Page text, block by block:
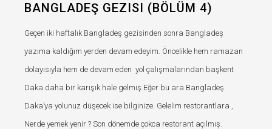
BANGLADEŞ GEZISI (BÖLÜM 4)
Geçen iki haftalık Bangladeş gezisinden sonra Bangladeş
yazıma kaldığım yerden devam edeyim. Öncelikle hem ramazan
dolayısıyla hem de devam eden yol çalışmalarından başkent
Daka daha bir karışık hale gelmiş.Eğer bu ara Bangladeş
Daka’ya yolunuz düşecek ise bilginize. Gelelim restorantlara ,
Nerde yemek yenir ? Son dönemde çokca restorant açılmış.